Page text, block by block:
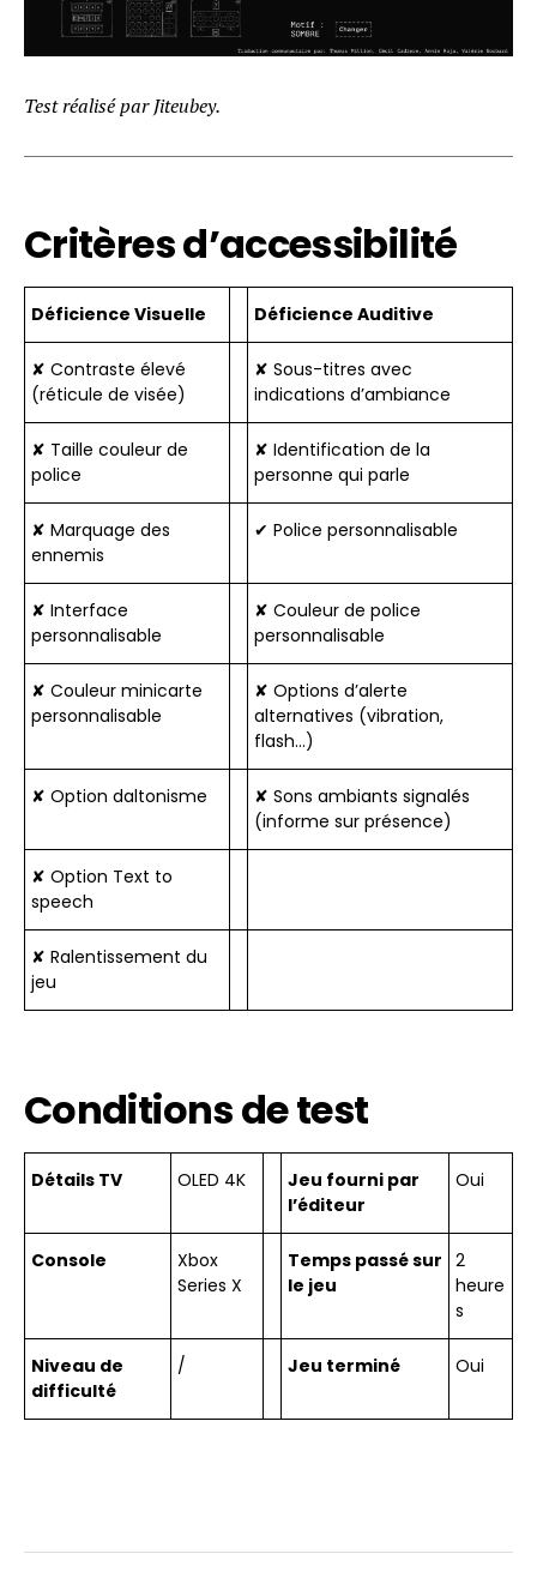
Test réalisé par Jiteubey.
Critères d’accessibilité
Déficience Visuelle Déficience Auditive
✘ Contraste élevé
(réticule de visée)
✘ Sous-titres avec
indications d’ambiance
✘ Taille couleur de
police
✘ Identification de la
personne qui parle
✘ Marquage des
ennemis
✔ Police personnalisable
✘ Interface
personnalisable
✘ Couleur de police
personnalisable
✘ Couleur minicarte
personnalisable
✘ Options d’alerte
alternatives (vibration,
flash…)
✘ Option daltonisme
✘ Sons ambiants signalés
(informe sur présence)
✘ Option Text to
speech
✘ Ralentissement du
jeu
Conditions de test
Détails TV OLED 4K
Jeu fourni par
l’éditeur
Oui
Console
Xbox
Series X
Temps passé sur
le jeu
2
heure
s
Niveau de
difficulté
/ Jeu terminé Oui